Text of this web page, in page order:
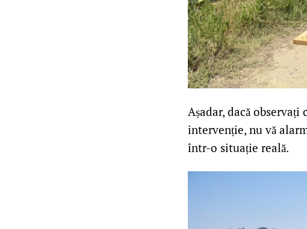
Așadar, dacă
intervenție, nu vă
într-o situație reală.